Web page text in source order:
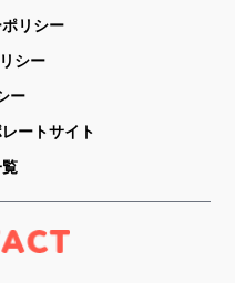
リシー
シー
ー
ートサイト